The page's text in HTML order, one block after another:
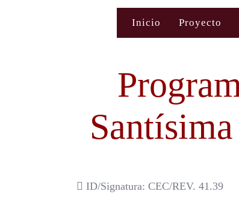
Inicio Proyecto
ID/Signatura: CEC/REV. 41.39